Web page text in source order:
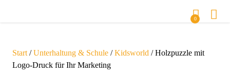
0
Start /Unterhaltung & Schule /Kidsworld / Holzpuzzle mit
Logo-Druck für Ihr Marketing